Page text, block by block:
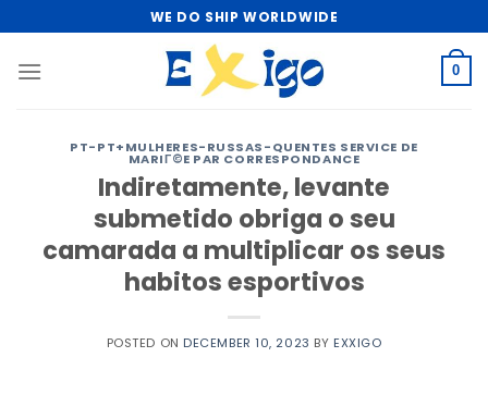
to
content
WE DO SHIP WORLDWIDE
0
PT-PT+MULHERES-RUSSAS-QUENTES SERVICE DE
MARIГ©E PAR CORRESPONDANCE
Indiretamente, levante
submetido obriga o seu
camarada a multiplicar os seus
habitos esportivos
POSTED ON DECEMBER 10, 2023 BY EXXIGO